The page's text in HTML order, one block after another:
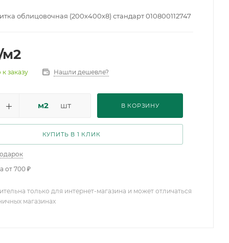
облицовочная (200х400х8) стандарт 010800112747
м2
заказу Нашли дешевле?
м2 шт В КОРЗИНУ
КУПИТЬ В 1 КЛИК
от 700 ₽
только для интернет-магазина и может отличаться
магазинах